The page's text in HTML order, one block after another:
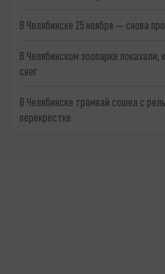
В Челябинске 25 ноября — снова
В Челябинском зоопарке
снег
В Челябинске трамвай сошел с
перекрестке